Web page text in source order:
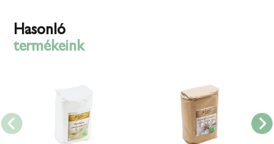
Hasonló
termékeink